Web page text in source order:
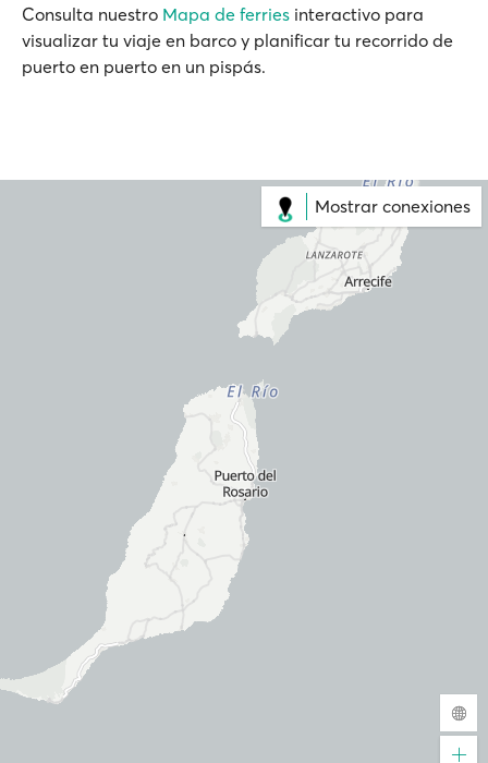
Consulta nuestro Mapa de ferries interactivo para
visualizar tu viaje en barco y planificar tu recorrido de
puerto en puerto en un pispás.
Mostrar conexiones